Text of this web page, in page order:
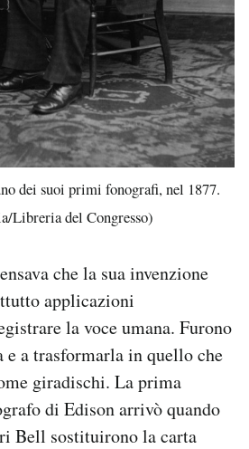
dei suoi primi fonografi, nel 1877.
Libreria del Congresso)
che la sua invenzione
applicazioni
la voce umana. Furono
a trasformarla in quello che
giradischi. La prima
di Edison arrivò quando
Bell sostituirono la carta